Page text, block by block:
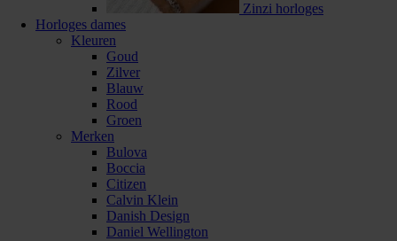
Zinzi horloges
Horloges dames
Kleuren
Goud
Zilver
Blauw
Rood
Groen
Merken
Bulova
Boccia
Citizen
Calvin Klein
Danish Design
Daniel Wellington